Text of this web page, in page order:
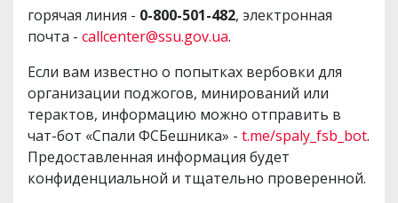
горячая линия - 0-800-501-482, электронная
почта - callcenter@ssu.gov.ua.
Если вам известно о попытках вербовки для
организации поджогов, минирований или
терактов, информацию можно отправить в
чат-бот «Спали ФСБешника» - t.me/spaly_fsb_bot.
Предоставленная информация будет
конфиденциальной и тщательно проверенной.